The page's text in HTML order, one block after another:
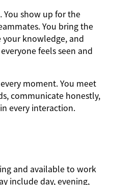
. You show up for the
You bring the
your knowledge, and
feels seen and
moment. You meet
communicate honestly,
every interaction.
and available to work
include day, evening,